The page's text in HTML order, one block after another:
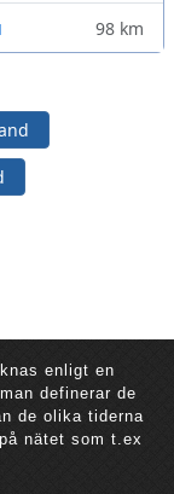
98 km
enligt en
definerar de
de olika tiderna
nätet som t.ex